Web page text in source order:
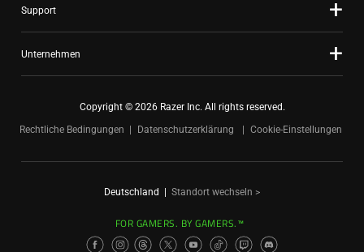
Support
Unternehmen
Copyright © 2026 Razer Inc. All rights reserved.
Rechtliche Bedingungen
Datenschutzerklärung Cookie-Einstellungen
Deutschland Standort wechseln >
FOR GAMERS. BY GAMERS.™